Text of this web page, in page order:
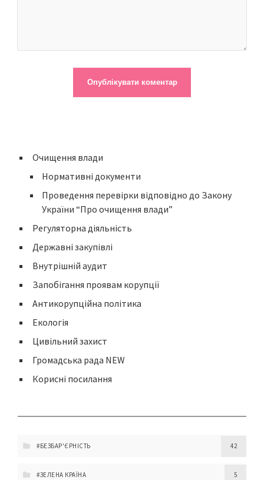
Очищення влади
Нормативні документи
Проведення перевірки відповідно до Закону
України “Про очищення влади”
Регуляторна діяльність
Державні закупівлі
Внутрішній аудит
Запобігання проявам корупції
Антикорупційна політика
Екологія
Цивільний захист
Громадська рада NEW
Корисні посилання
#БЕЗБАР'ЄРНІСТЬ 42
#ЗЕЛЕНА КРАЇНА 5